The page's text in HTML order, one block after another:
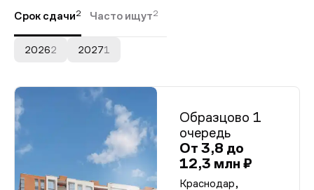
Срок сдачи2 Часто ищут2
20262 20271
Образцово 1
очередь
От 3,8 до
12,3 млн ₽
Краснодар,